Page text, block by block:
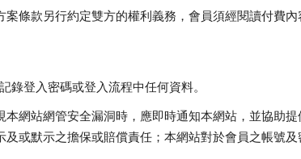
條款另行約定雙方的權利義務，會員須經閱讀付費
登入密碼或登入流程中任何資料。
網站網管安全漏洞時，應即時通知本網站，並協助
或默示之擔保或賠償責任；本網站對於會員之帳號